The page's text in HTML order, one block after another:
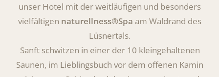
unser Hotel mit der weitläufigen und besonders
vielfältigen naturellness®Spa am Waldrand des
Lüsnertals.
Sanft schwitzen in einer der 10 kleingehaltenen
Saunen, im Lieblingsbuch vor dem offenen Kamin